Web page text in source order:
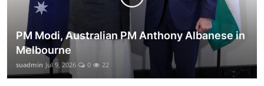
PM Modi, Australian PM Anthony Albanese in
Melbourne
suadmin Jul 9, 2026 0 22